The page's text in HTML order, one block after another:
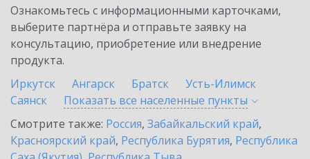
Ознакомьтесь с информационными карточками,
выберите партнёра и отправьте заявку на
консультацию, приобретение или внедрение
продукта.
Иркутск
Ангарск Братск
Усть-Илимск
Саянск
Показать все населенные пункты
Смотрите также: Россия, Забайкальский край,
Красноярский край, Республика Бурятия, Республика